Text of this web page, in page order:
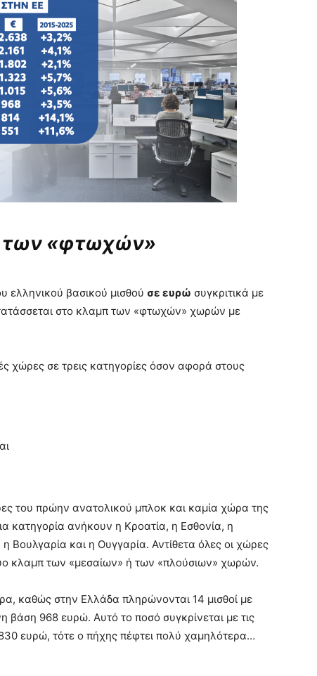
των «φτωχών»
ελληνικού βασικού μισθού σε ευρώ συγκριτικά με
στο κλαμπ των «φτωχών» χωρών με
χώρες σε τρεις κατηγορίες όσον αφορά στους
του πρώην ανατολικού μπλοκ και καμία χώρα της
κατηγορία ανήκουν η Κροατία, η Εσθονία, η
Βουλγαρία και η Ουγγαρία. Αντίθετα όλες οι χώρες
κλαμπ των «μεσαίων» ή των «πλούσιων» χωρών.
καθώς στην Ελλάδα πληρώνονται 14 μισθοί με
βάση 968 ευρώ. Αυτό το ποσό συγκρίνεται με τις
ευρώ, τότε ο πήχης πέφτει πολύ χαμηλότερα…